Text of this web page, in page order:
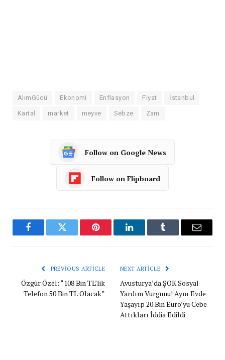
AlımGücü Ekonomi Enflasyon Fiyat İstanbul
Kartal market meyve Sebze Zam
Follow on Google News
Follow on Flipboard
FacebookTwitter Pinterest LinkedInTumblr Email
PREVIOUS ARTICLE
Özgür Özel: “108 Bin TL’lik
Telefon 50 Bin TL Olacak”
NEXT ARTICLE
Avusturya’da ŞOK Sosyal
Yardım Vurgunu! Aynı Evde
Yaşayıp 20 Bin Euro’yu Cebe
Attıkları İddia Edildi